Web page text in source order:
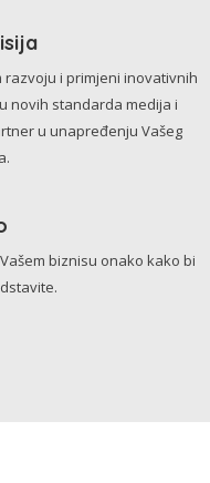
i primjeni inovativnih
novih standarda medija i
u unapređenju Vašeg
biznisu onako kako bi